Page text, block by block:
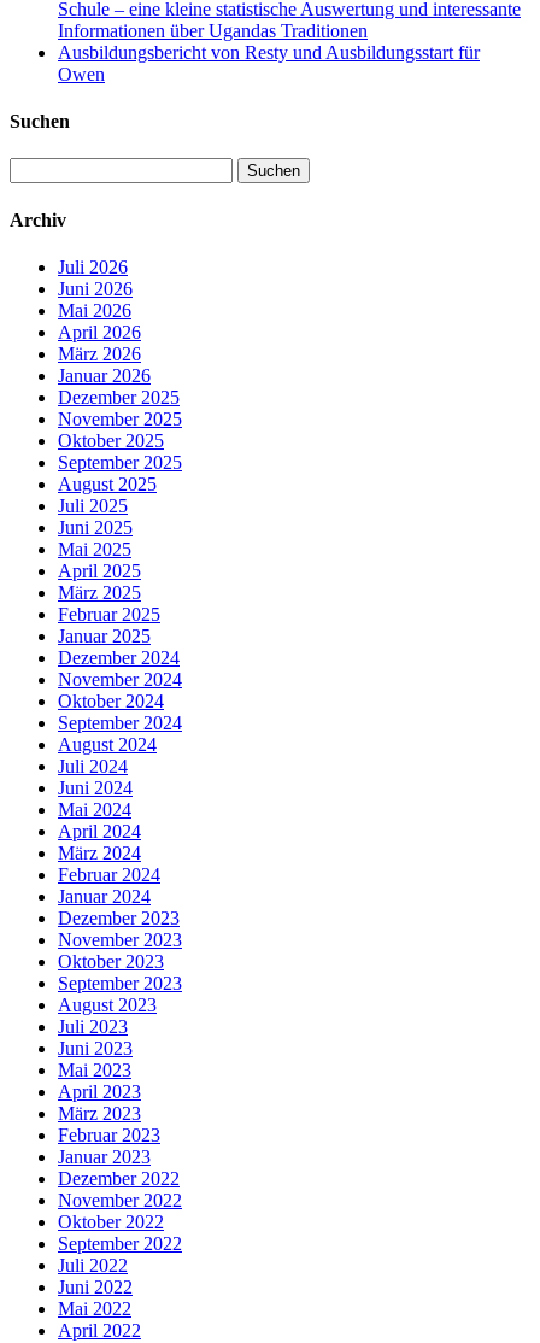
Schule – eine kleine statistische Auswertung und interessante
Informationen über Ugandas Traditionen
Ausbildungsbericht von Resty und Ausbildungsstart für
Owen
Suchen
nach:
Archiv
Juli 2026
Juni 2026
Mai 2026
April 2026
März 2026
Januar 2026
Dezember 2025
November 2025
Oktober 2025
September 2025
August 2025
Juli 2025
Juni 2025
Mai 2025
April 2025
März 2025
Februar 2025
Januar 2025
Dezember 2024
November 2024
Oktober 2024
September 2024
August 2024
Juli 2024
Juni 2024
Mai 2024
April 2024
März 2024
Februar 2024
Januar 2024
Dezember 2023
November 2023
Oktober 2023
September 2023
August 2023
Juli 2023
Juni 2023
Mai 2023
April 2023
März 2023
Februar 2023
Januar 2023
Dezember 2022
November 2022
Oktober 2022
September 2022
Juli 2022
Juni 2022
Mai 2022
April 2022